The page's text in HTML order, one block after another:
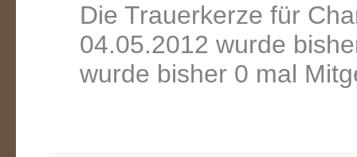
Die Trauerkerze für
04.05.2012 wurde
wurde bisher 0 mal